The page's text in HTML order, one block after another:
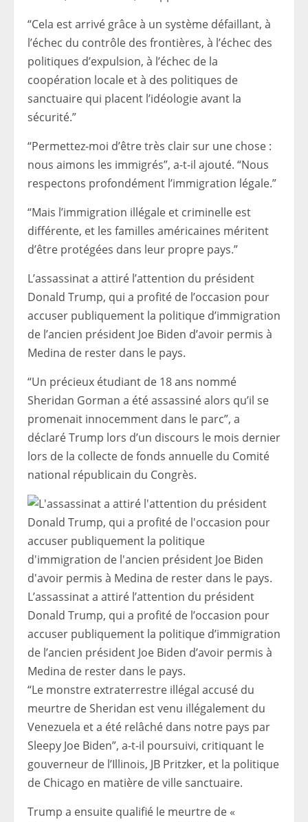
“Cela est arrivé grâce à un système défaillant, à
l’échec du contrôle des frontières, à l’échec des
politiques d’expulsion, à l’échec de la
coopération locale et à des politiques de
sanctuaire qui placent l’idéologie avant la
sécurité.”
“Permettez-moi d’être très clair sur une chose :
nous aimons les immigrés”, a-t-il ajouté. “Nous
respectons profondément l’immigration légale.”
“Mais l’immigration illégale et criminelle est
différente, et les familles américaines méritent
d’être protégées dans leur propre pays.”
L’assassinat a attiré l’attention du président
Donald Trump, qui a profité de l’occasion pour
accuser publiquement la politique d’immigration
de l’ancien président Joe Biden d’avoir permis à
Medina de rester dans le pays.
“Un précieux étudiant de 18 ans nommé
Sheridan Gorman a été assassiné alors qu’il se
promenait innocemment dans le parc”, a
déclaré Trump lors d’un discours le mois dernier
lors de la collecte de fonds annuelle du Comité
national républicain du Congrès.
L’assassinat a attiré l’attention du président
Donald Trump, qui a profité de l’occasion pour
accuser publiquement la politique d’immigration
de l’ancien président Joe Biden d’avoir permis à
Medina de rester dans le pays.
“Le monstre extraterrestre illégal accusé du
meurtre de Sheridan est venu illégalement du
Venezuela et a été relâché dans notre pays par
Sleepy Joe Biden”, a-t-il poursuivi, critiquant le
gouverneur de l’Illinois, JB Pritzker, et la politique
de Chicago en matière de ville sanctuaire.
Trump a ensuite qualifié le meurtre de «